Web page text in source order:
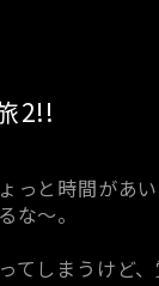
2!!
っと時間があ
な～。
てしまうけど